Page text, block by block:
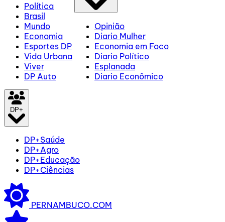
Política
Brasil
Mundo
Economia
Esportes DP
Vida Urbana
Viver
DP Auto
Opinião
Diario Mulher
Economia em Foco
Diario Político
Esplanada
Diario Econômico
DP+
DP+Saúde
DP+Agro
DP+Educação
DP+Ciências
PERNAMBUCO.COM